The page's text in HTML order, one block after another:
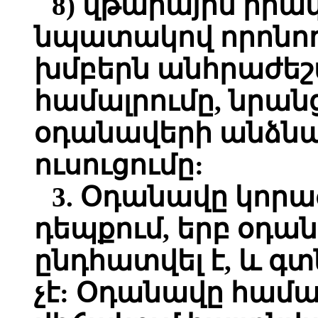
նպատակով
խմբերն
համալրումը,
օդանավերի
ուսուցումը:
3. Օդանավը
դեպքում, երբ
ընդհատվել է, և
չէ: Օդանավը